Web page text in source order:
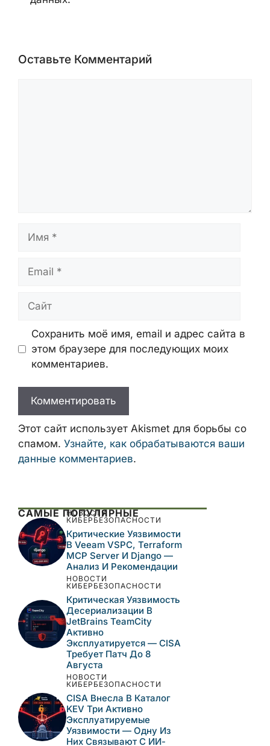
Оставьте Комментарий
Сохранить моё имя, email и адрес сайта в
этом браузере для последующих моих
комментариев.
Этот сайт использует Akismet для борьбы со
спамом. Узнайте, как обрабатываются ваши
данные комментариев.
САМЫЕ ПОПУЛЯРНЫЕ
НОВОСТИ
КИБЕРБЕЗОПАСНОСТИ
Критические Уязвимости
В Veeam VSPC, Terraform
MCP Server И Django —
Анализ И Рекомендации
НОВОСТИ
КИБЕРБЕЗОПАСНОСТИ
Критическая Уязвимость
Десериализации В
JetBrains TeamCity
Активно
Эксплуатируется — CISA
Требует Патч До 8
Августа
НОВОСТИ
КИБЕРБЕЗОПАСНОСТИ
CISA Внесла В Каталог
KEV Три Активно
Эксплуатируемые
Уязвимости — Одну Из
Них Связывают С ИИ-